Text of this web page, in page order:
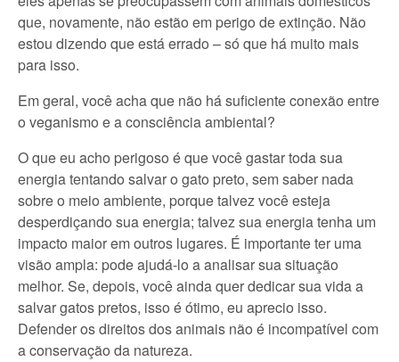
que, novamente, não estão em perigo de extinção. Não
estou dizendo que está errado – só que há muito mais
para isso.
Em geral, você acha que não há suficiente conexão entre
o veganismo e a consciência ambiental?
O que eu acho perigoso é que você gastar toda sua
energia tentando salvar o gato preto, sem saber nada
sobre o meio ambiente, porque talvez você esteja
desperdiçando sua energia; talvez sua energia tenha um
impacto maior em outros lugares. É importante ter uma
visão ampla: pode ajudá-lo a analisar sua situação
melhor. Se, depois, você ainda quer dedicar sua vida a
salvar gatos pretos, isso é ótimo, eu aprecio isso.
Defender os direitos dos animais não é incompatível com
a conservação da natureza.